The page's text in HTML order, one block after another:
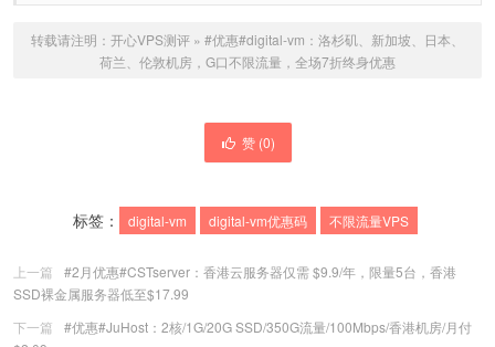
转载请注明： 开心VPS测评 » #优惠#digital-vm：洛杉矶、新加坡、日本、
荷兰、伦敦机房，G口不限流量，全场7折终身优惠
赞 (0)
标签： digital-vm digital-vm优惠码 不限流量VPS
上一篇
#2月优惠#CSTserver：香港云服务器仅需 $9.9/年，限量5台，香港
SSD裸金属服务器低至$17.99
下一篇
#优惠#JuHost：2核/1G/20G SSD/350G流量/100Mbps/香港机房/月付